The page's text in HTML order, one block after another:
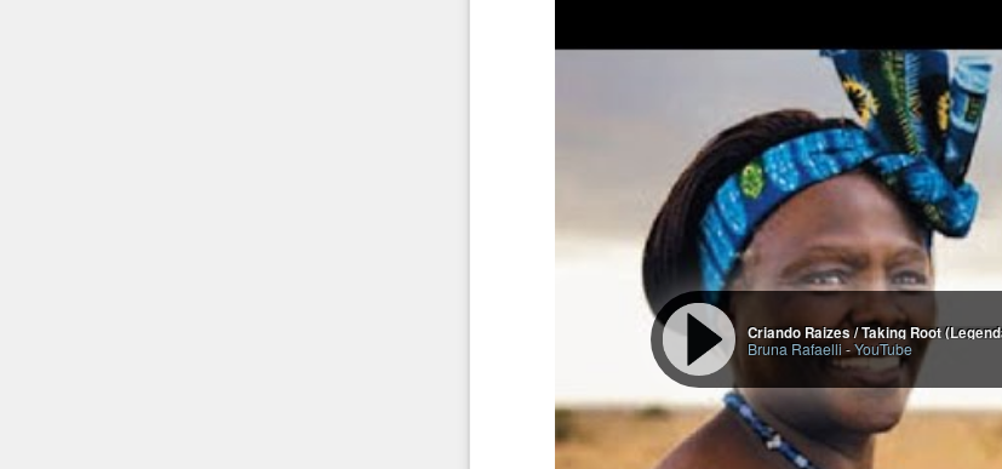
Criando Raizes / Taking Root
Bruna Rafaelli-YouTube